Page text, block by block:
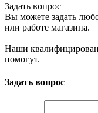
Задать вопрос
Вы можете задать
или работе магазина.
Наши
помогут.
Задать вопрос